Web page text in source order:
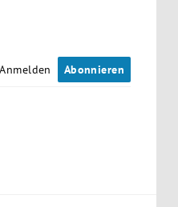
Anmelden Abonnieren